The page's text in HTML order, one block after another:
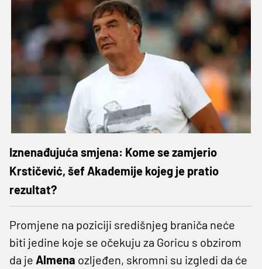
Iznenađujuća smjena: Kome se zamjerio
Krstičević, šef Akademije kojeg je pratio
rezultat?
Promjene na poziciji središnjeg braniča neće
biti jedine koje se očekuju za Goricu s obzirom
da je Almena ozljeđen, skromni su izgledi da će